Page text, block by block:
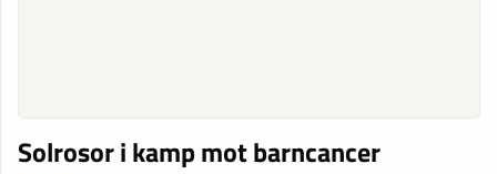
Solrosor i kamp mot barncancer